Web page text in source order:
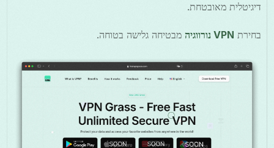
דיגיטלית מאובטחת.
בחירת VPN נורווגיה מבטיחה גלישה בטוחה.